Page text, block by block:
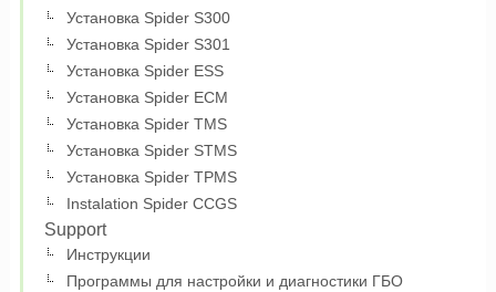
Установка Spider S300
Установка Spider S301
Установка Spider ESS
Установка Spider ECM
Установка Spider TMS
Установка Spider STMS
Установка Spider TPMS
Instalation Spider CCGS
Support
Инструкции
Программы для настройки и диагностики ГБО